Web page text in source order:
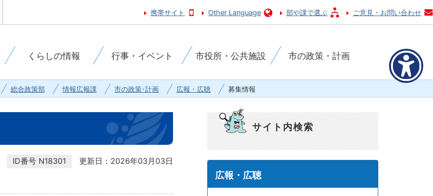
携帯サイト Other Language 部や課で選ぶ ご意見・お問い合わせ
くらしの情報 行事・イベント 市役所・公共施設 市の政策・計画
総合政策部 情報広報課 市の政策･計画 広報・広聴 募集情報
ID番号 N18301 更新日：2026年03月03日
サイト内検索
広報・広聴